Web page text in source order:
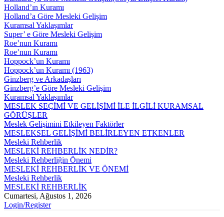
Holland’ın Kuramı
Holland’a Göre Mesleki Gelişim
Kuramsal Yaklaşımlar
Super’ e Göre Mesleki Gelişim
Roe’nun Kuramı
Roe’nun Kuramı
Hoppock’un Kuramı
Hoppock’un Kuramı (1963)
Ginzberg ve Arkadaşları
Ginzberg’e Göre Mesleki Gelişim
Kuramsal Yaklaşımlar
MESLEK SEÇİMİ VE GELİŞİMİ İLE İLGİLİ KURAMSAL
GÖRÜŞLER
Meslek Gelişimini Etkileyen Faktörler
MESLEKSEL GELİŞİMİ BELİRLEYEN ETKENLER
Mesleki Rehberlik
MESLEKİ REHBERLİK NEDİR?
Mesleki Rehberliğin Önemi
MESLEKİ REHBERLİK VE ÖNEMİ
Mesleki Rehberlik
MESLEKİ REHBERLİK
Cumartesi, Ağustos 1, 2026
Login/Register